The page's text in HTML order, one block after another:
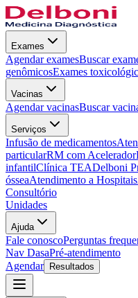
Exames
Agendar examesBuscar
genômicosExames
Vacinas
Agendar vacinasBuscar
Serviços
Infusão de medicamentos
particularRM com Acelerador
infantilClínica TEADelboni
ósseaAtendimento a Hospitais
Consultório
Unidades
Ajuda
Fale conoscoPerguntas
Nav DasaPré-atendimento
Agendar
Resultados